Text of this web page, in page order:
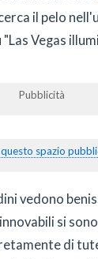
il pelo
Vegas
Pubblicità
spazio
vedono
si
di